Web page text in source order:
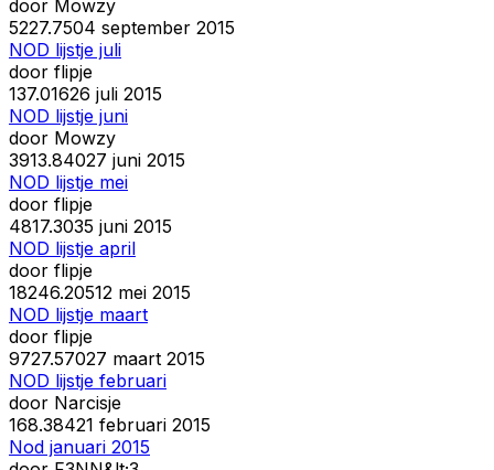
door Mowzy
5227.7504 september 2015
NOD lijstje juli
door flipje
137.01626 juli 2015
NOD lijstje juni
door Mowzy
3913.84027 juni 2015
NOD lijstje mei
door flipje
4817.3035 juni 2015
NOD lijstje april
door flipje
18246.20512 mei 2015
NOD lijstje maart
door flipje
9727.57027 maart 2015
NOD lijstje februari
door Narcisje
168.38421 februari 2015
Nod januari 2015